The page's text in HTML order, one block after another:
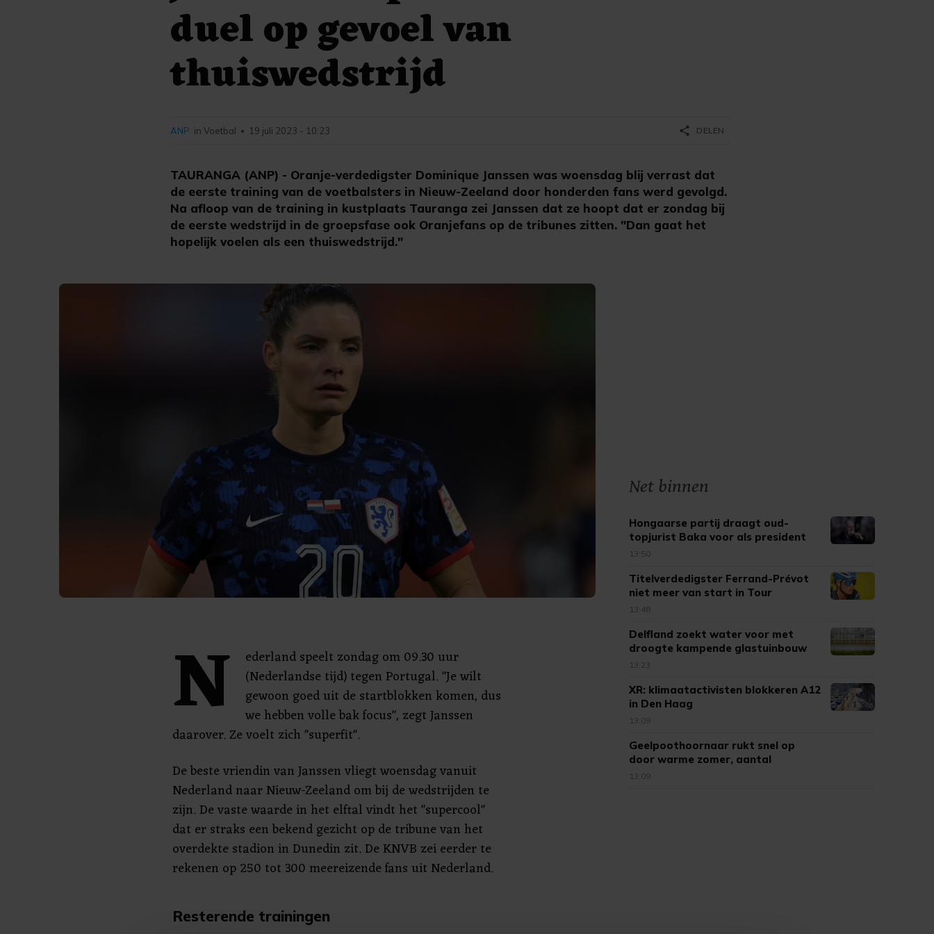
duel op gevoel van
thuiswedstrijd
TAURANGA (ANP) - Oranje-verdedigster Dominique Janssen was woensdag blij verrast dat
de eerste training van de voetbalsters in Nieuw-Zeeland door honderden fans werd gevolgd.
Na afloop van de training in kustplaats Tauranga zei Janssen dat ze hoopt dat er zondag bij
de eerste wedstrijd in de groepsfase ook Oranjefans op de tribunes zitten. "Dan gaat het
hopelijk voelen als een thuiswedstrijd."
ANP in Voetbal • 19 juli 2023 - 10:23 share DELEN
N
ederland speelt zondag om 09.30 uur
(Nederlandse tijd) tegen Portugal. "Je wilt
gewoon goed uit de startblokken komen, dus
we hebben volle bak focus", zegt Janssen
daarover. Ze voelt zich "superfit".
De beste vriendin van Janssen vliegt woensdag vanuit
Nederland naar Nieuw-Zeeland om bij de wedstrijden te
zijn. De vaste waarde in het elftal vindt het "supercool"
dat er straks een bekend gezicht op de tribune van het
overdekte stadion in Dunedin zit. De KNVB zei eerder te
rekenen op 250 tot 300 meereizende fans uit Nederland.
Resterende trainingen
Net binnen
Hongaarse partij draagt oud-
topjurist Baka voor als president
13:50
Titelverdedigster Ferrand-Prévot
niet meer van start in Tour
13:48
Delfland zoekt water voor met
droogte kampende glastuinbouw
13:23
XR: klimaatactivisten blokkeren A12
in Den Haag
13:09
Geelpoothoornaar rukt snel op
door warme zomer, aantal
meldingen neemt toe
13:09